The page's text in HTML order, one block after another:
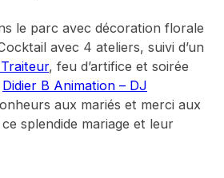
le parc avec décoration florale
avec 4 ateliers, suivi d’un
, feu d’artifice et soirée
Didier B Animation – DJ
aux mariés et merci aux
splendide mariage et leur